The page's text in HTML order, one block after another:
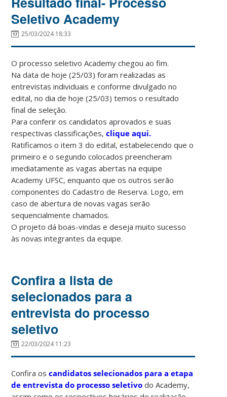
Seletivo Academy
25/03/2024 18:33
O processo seletivo Academy chegou ao fim.
Na data de hoje (25/03) foram realizadas as
entrevistas individuais e conforme divulgado no
edital, no dia de hoje (25/03) temos o resultado
final de seleção.
Para conferir os candidatos aprovados e suas
respectivas classificações,clique aqui.
Ratificamos o item 3 do edital, estabelecendo que o
primeiro e o segundo colocados preencheram
imediatamente as vagas abertas na equipe
Academy UFSC, enquanto que os outros serão
componentes do Cadastro de Reserva. Logo, em
caso de abertura de novas vagas serão
sequencialmente chamados.
O projeto dá boas-vindas e deseja muito sucesso
às novas integrantes da equipe.
Confira a lista de
selecionados para a
entrevista do processo
seletivo
22/03/2024 11:23
Confira oscandidatos selecionados para a etapa
de entrevista do processo seletivo do Academy,